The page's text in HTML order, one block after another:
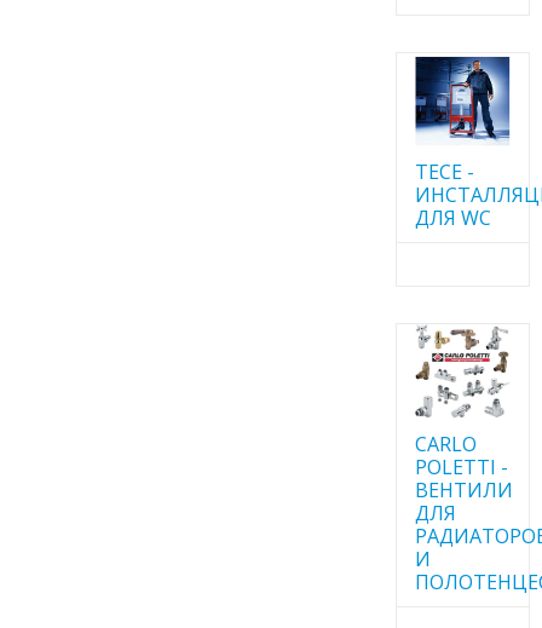
TECE -
ДЛЯ WC
CARLO
POLETTI -
ВЕНТИЛИ
ДЛЯ
И